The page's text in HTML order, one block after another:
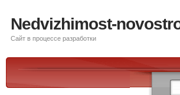
Nedvizhimost-
Сайт в процессе разработки